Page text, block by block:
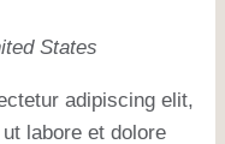
States
adipiscing elit,
labore et dolore